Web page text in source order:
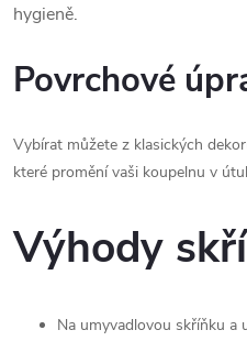
hygieně.
Povrchové
Vybírat můžete z klasických
které promění vaši koupelnu v
Výhody
Na umyvadlovou skříňku a